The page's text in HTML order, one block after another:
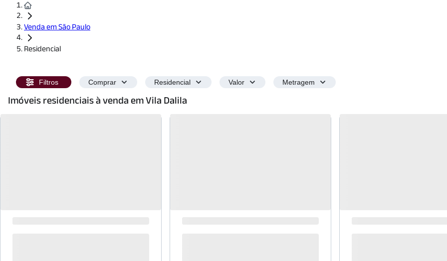
Venda em São Paulo
Residencial
Filtros Comprar Residencial Valor Metragem
Imóveis residenciais à venda em Vila Dalila